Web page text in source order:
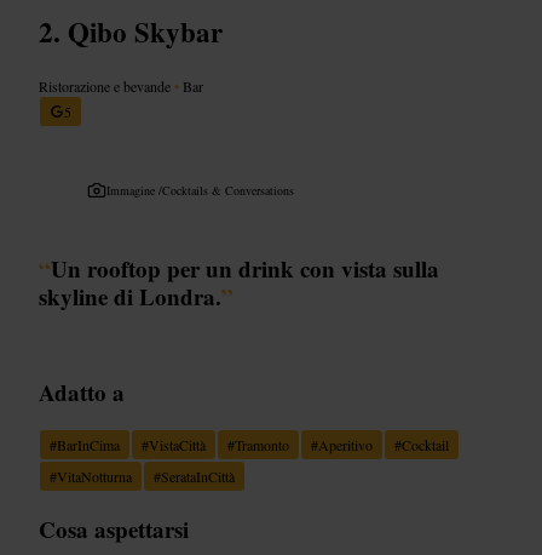
Qibo Skybar
Ristorazione e bevande • Bar
5
Immagine /Cocktails & Conversations
“Un rooftop per un drink con vista sulla
skyline di Londra.”
Adatto a
#BarInCima #VistaCittà #Tramonto #Aperitivo #Cocktail
#VitaNotturna #SerataInCittà
Cosa aspettarsi